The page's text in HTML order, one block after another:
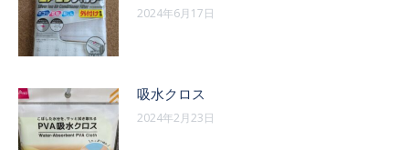
2024年6月17日
吸水クロス
2024年2月23日